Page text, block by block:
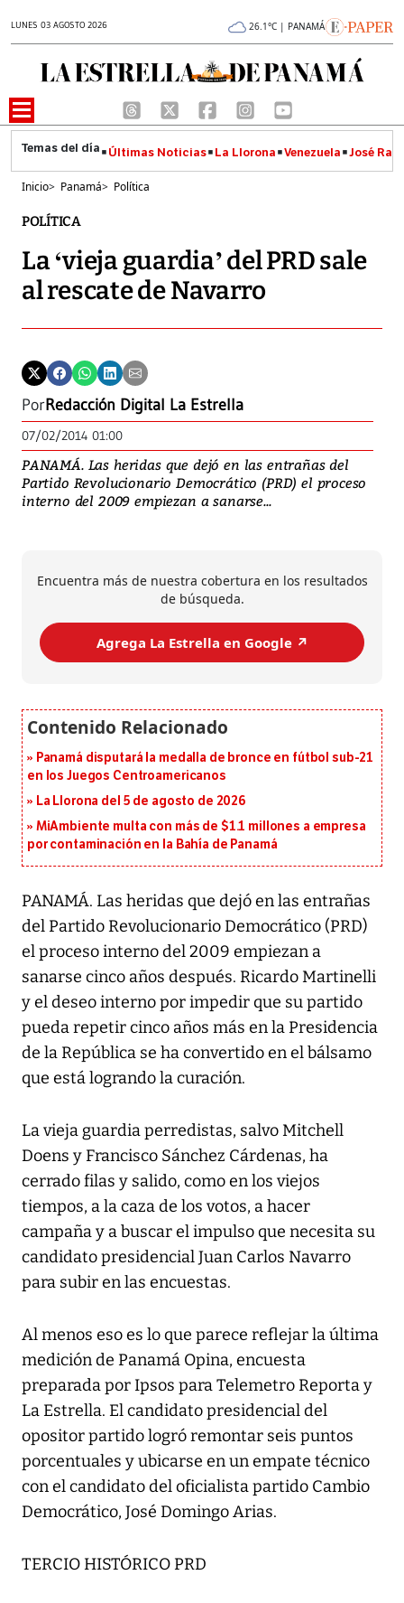
LUNES 03 AGOSTO 2026 26.1°C | PANAMÁ
Últimas Noticias La Llorona Venezuela José
Inicio> Panamá> Política
POLÍTICA
La ‘vieja guardia’ del PRD sale
al rescate de Navarro
PorRedacción Digital La Estrella
07/02/2014 01:00
PANAMÁ. Las heridas que dejó en las entrañas del
Partido Revolucionario Democrático (PRD) el proceso
interno del 2009 empiezan a sanarse...
Encuentra más de nuestra cobertura en los resultados
de búsqueda.
Agrega La Estrella en Google ↗️
Panamá disputará la medalla de bronce en fútbol sub-21
en los Juegos Centroamericanos
La Llorona del 5 de agosto de 2026
MiAmbiente multa con más de $1.1 millones a empresa
por contaminación en la Bahía de Panamá
PANAMÁ. Las heridas que dejó en las entrañas
del Partido Revolucionario Democrático (PRD)
el proceso interno del 2009 empiezan a
sanarse cinco años después. Ricardo Martinelli
y el deseo interno por impedir que su partido
pueda repetir cinco años más en la Presidencia
de la República se ha convertido en el bálsamo
que está logrando la curación.
La vieja guardia perredistas, salvo Mitchell
Doens y Francisco Sánchez Cárdenas, ha
cerrado filas y salido, como en los viejos
tiempos, a la caza de los votos, a hacer
campaña y a buscar el impulso que necesita su
candidato presidencial Juan Carlos Navarro
para subir en las encuestas.
Al menos eso es lo que parece reflejar la última
medición de Panamá Opina, encuesta
preparada por Ipsos para Telemetro Reporta y
La Estrella. El candidato presidencial del
opositor partido logró remontar seis puntos
porcentuales y ubicarse en un empate técnico
con el candidato del oficialista partido Cambio
Democrático, José Domingo Arias.
TERCIO HISTÓRICO PRD